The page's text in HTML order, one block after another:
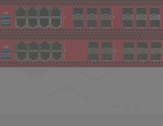
AI e Shadow IT
o gestire
scala.
senza perdere il